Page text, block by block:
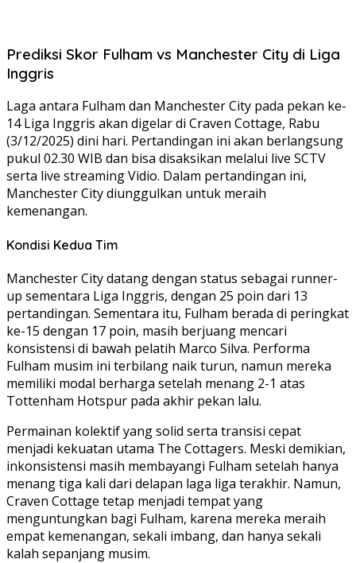
Prediksi Skor Fulham vs Manchester City di Liga
Inggris
Laga antara Fulham dan Manchester City pada pekan ke-
14 Liga Inggris akan digelar di Craven Cottage, Rabu
(3/12/2025) dini hari. Pertandingan ini akan berlangsung
pukul 02.30 WIB dan bisa disaksikan melalui live SCTV
serta live streaming Vidio. Dalam pertandingan ini,
Manchester City diunggulkan untuk meraih
kemenangan.
Kondisi Kedua Tim
Manchester City datang dengan status sebagai runner-
up sementara Liga Inggris, dengan 25 poin dari 13
pertandingan. Sementara itu, Fulham berada di peringkat
ke-15 dengan 17 poin, masih berjuang mencari
konsistensi di bawah pelatih Marco Silva. Performa
Fulham musim ini terbilang naik turun, namun mereka
memiliki modal berharga setelah menang 2-1 atas
Tottenham Hotspur pada akhir pekan lalu.
Permainan kolektif yang solid serta transisi cepat
menjadi kekuatan utama The Cottagers. Meski demikian,
inkonsistensi masih membayangi Fulham setelah hanya
menang tiga kali dari delapan laga liga terakhir. Namun,
Craven Cottage tetap menjadi tempat yang
menguntungkan bagi Fulham, karena mereka meraih
empat kemenangan, sekali imbang, dan hanya sekali
kalah sepanjang musim.